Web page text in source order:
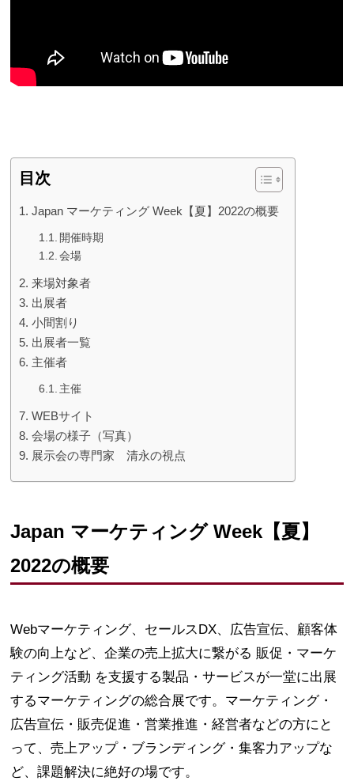
目次
Japan マーケティング Week【夏】2022の概要
開催時期
会場
来場対象者
出展者
小間割り
出展者一覧
主催者
主催
WEBサイト
会場の様子（写真）
展示会の専門家 清永の視点
Japan マーケティング Week【夏】
2022の概要
Webマーケティング、セールスDX、広告宣伝、顧客体
験の向上など、企業の売上拡大に繋がる 販促・マーケ
ティング活動 を支援する製品・サービスが一堂に出展
するマーケティングの総合展です。マーケティング・
広告宣伝・販売促進・営業推進・経営者などの方にと
って、売上アップ・ブランディング・集客力アップな
ど、課題解決に絶好の場です。